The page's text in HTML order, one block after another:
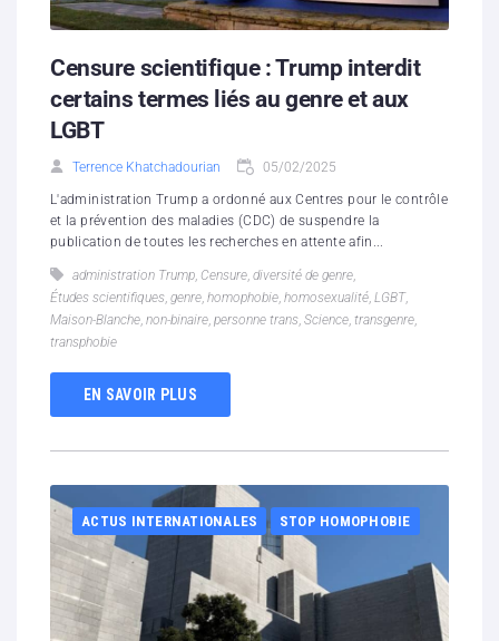
Censure scientifique : Trump interdit
certains termes liés au genre et aux
LGBT
Terrence Khatchadourian 05/02/2025
L'administration Trump a ordonné aux Centres pour le contrôle
et la prévention des maladies (CDC) de suspendre la
publication de toutes les recherches en attente afin...
administration Trump, Censure, diversité de genre,
Études scientifiques, genre, homophobie, homosexualité, LGBT,
Maison-Blanche, non-binaire, personne trans, Science, transgenre,
transphobie
EN SAVOIR PLUS
ACTUS INTERNATIONALES STOP HOMOPHOBIE